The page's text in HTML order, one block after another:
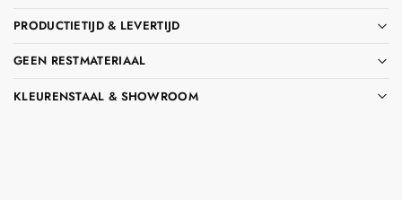
PRODUCTIETIJD & LEVERTIJD
GEEN RESTMATERIAAL
KLEURENSTAAL & SHOWROOM